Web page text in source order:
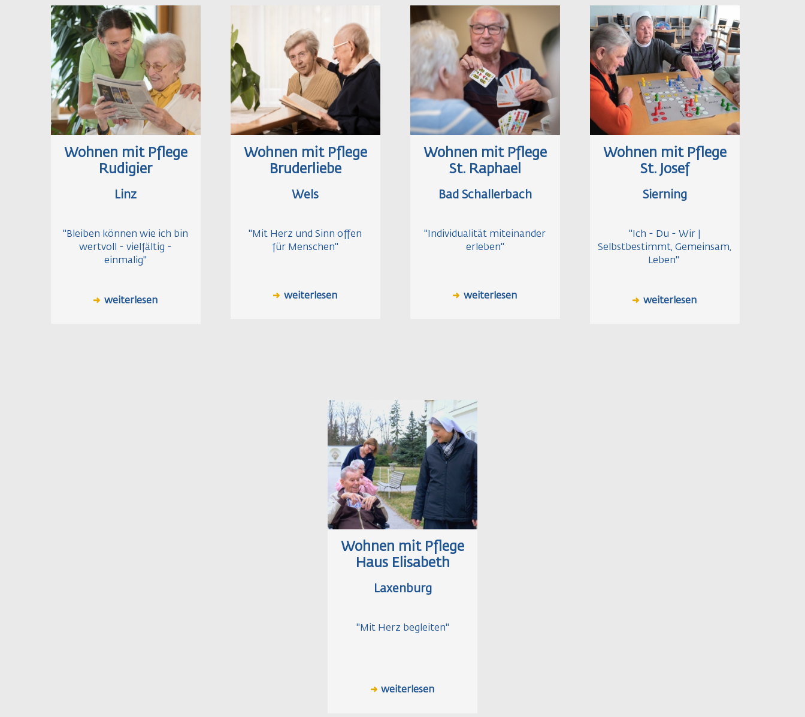
Wohnen mit Pflege
Rudigier
Linz
"Bleiben können wie ich bin
wertvoll - vielfältig -
einmalig"
weiterlesen
Wohnen mit Pflege
Bruderliebe
Wels
"Mit Herz und Sinn offen
für Menschen"
weiterlesen
Wohnen mit Pflege
St. Raphael
Bad Schallerbach
"Individualität miteinander
erleben"
weiterlesen
Wohnen mit Pflege
St. Josef
Sierning
"Ich - Du - Wir |
Selbstbestimmt, Gemeinsam,
Leben"
weiterlesen
Wohnen mit Pflege
Haus Elisabeth
Laxenburg
"Mit Herz begleiten"
weiterlesen